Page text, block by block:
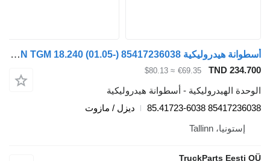
أسطوانة هيدروليكية MAN TGM 18.240 (01.05-) 85417236038 لـ السيارات القاطرة MAN TGL, TGM, TGS, TGX (2005-2021)
TND
€69.35
≈ $80.13
الهيدروليكية - أسطوانة هيدروليكية
85417236038
ديزل / مازوت
إستونيا، Tallinn
TruckParts Eesti